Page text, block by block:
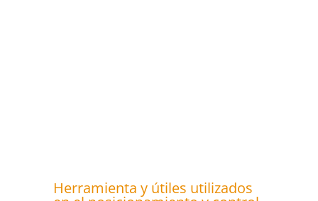
Herramienta y útiles utilizados